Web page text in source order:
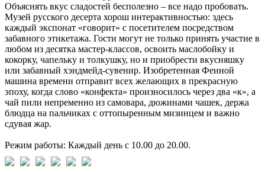
Объяснять вкус сладостей бесполезно – все надо пробовать.
Музей русского десерта хорош интерактивностью: здесь
каждый экспонат «говорит» с посетителем посредством
забавного этикетажа. Гости могут не только принять участие в
любом из десятка мастер-классов, освоить маслобойку и
кокорку, чапельку и толкушку, но и приобрести вкусняшку
или забавный хэндмейд-сувенир. Изобретенная Феиной
машина времени отправит всех желающих в прекрасную
эпоху, когда слово «конфекта» произносилось через два «к», а
чай пили непременно из самовара, дюжинами чашек, держа
блюдца на пальчиках с оттопыренным мизинцем и важно
сдувая жар.
Режим работы: Каждый день с 10.00 до 20.00.